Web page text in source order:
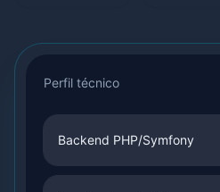
Perfil técnico
Backend PHP/Symfony